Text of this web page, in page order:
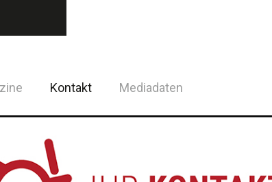
Kontakt Mediadaten